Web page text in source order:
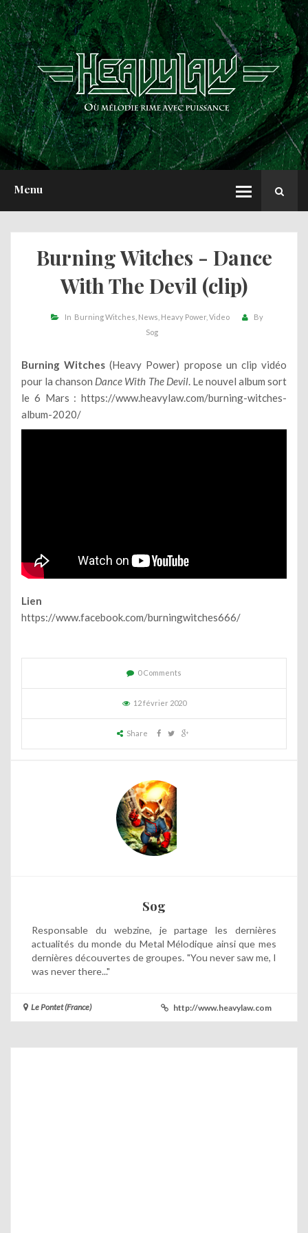
Menu
ACCUEIL
NEWS
CHRONIQUES
INTERVIEWS
REPORTS
A PROPOS
Burning Witches - Dance
With The Devil (clip)
In Burning Witches News Heavy Power Video
By
Sog
Burning Witches (Heavy Power) propose un clip vidéo
pour la chanson Dance With The Devil. Le nouvel album sort
le 6 Mars : https://www.heavylaw.com/burning-witches-
album-2020/
Lien
https://www.facebook.com/burningwitches666/
0 Comments
12 février 2020
Share
Sog
Responsable du webzine, je partage les dernières
actualités du monde du Metal Mélodique ainsi que mes
dernières découvertes de groupes. "You never saw me, I
was never there..."
Le Pontet (France) http://www.heavylaw.com